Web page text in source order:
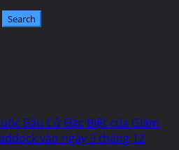
Bầu Cử Đặc Biệt của Giám
vào ngày 9 tháng 12